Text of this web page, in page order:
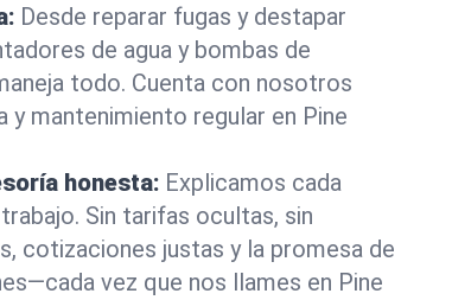
Desde reparar fugas y destapar
de agua y bombas de
todo. Cuenta con nosotros
y mantenimiento regular en Pine
honesta: Explicamos cada
Sin tarifas ocultas, sin
cotizaciones justas y la promesa de
vez que nos llames en Pine